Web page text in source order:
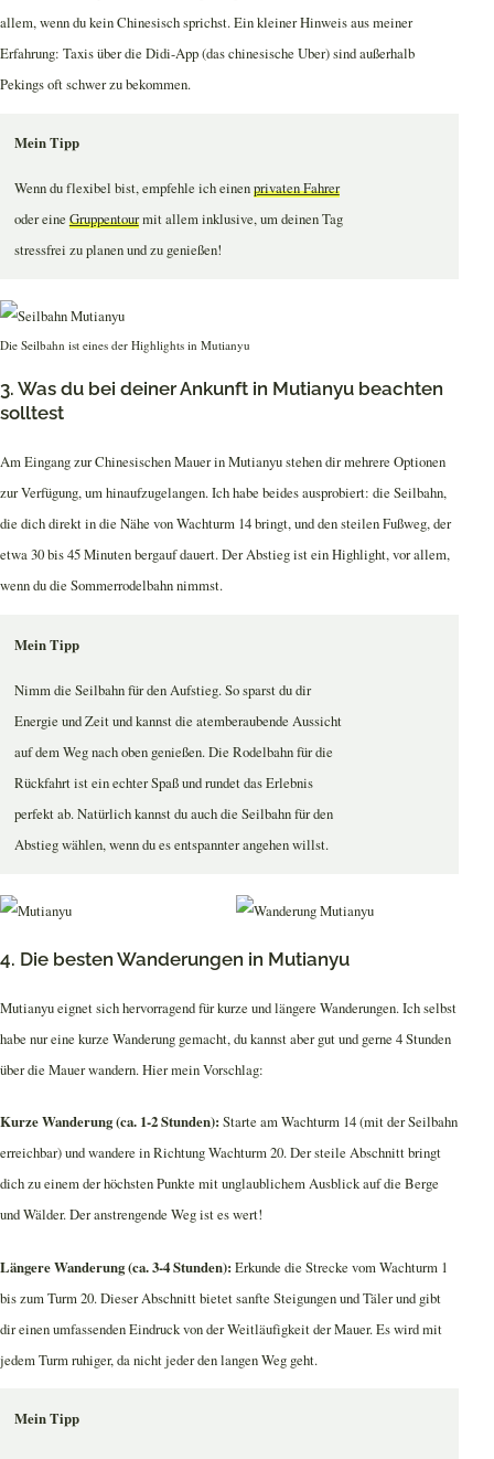
allem, wenn du kein Chinesisch sprichst. Ein kleiner Hinweis aus meiner
Erfahrung: Taxis über die Didi-App (das chinesische Uber) sind außerhalb
Pekings oft schwer zu bekommen.
Mein Tipp
Wenn du flexibel bist, empfehle ich einenprivaten Fahrer
oder eine Gruppentourmit allem inklusive, um deinen Tag
stressfrei zu planen und zu genießen!
Die Seilbahn ist eines der Highlights in Mutianyu
3. Was du bei deiner Ankunft in Mutianyu beachten
solltest
Am Eingang zur Chinesischen Mauer in Mutianyu stehen dir mehrere Optionen
zur Verfügung, um hinaufzugelangen. Ich habe beides ausprobiert: die Seilbahn,
die dich direkt in die Nähe von Wachturm 14 bringt, und den steilen Fußweg, der
etwa 30 bis 45 Minuten bergauf dauert. Der Abstieg ist ein Highlight, vor allem,
wenn du die Sommerrodelbahn nimmst.
Mein Tipp
Nimm die Seilbahn für den Aufstieg. So sparst du dir
Energie und Zeit und kannst die atemberaubende Aussicht
auf dem Weg nach oben genießen. Die Rodelbahn für die
Rückfahrt ist ein echter Spaß und rundet das Erlebnis
perfekt ab. Natürlich kannst du auch die Seilbahn für den
Abstieg wählen, wenn du es entspannter angehen willst.
4. Die besten Wanderungen in Mutianyu
Mutianyu eignet sich hervorragend für kurze und längere Wanderungen. Ich selbst
habe nur eine kurze Wanderung gemacht, du kannst aber gut und gerne 4 Stunden
über die Mauer wandern. Hier mein Vorschlag:
Kurze Wanderung (ca. 1-2 Stunden): Starte am Wachturm 14 (mit der Seilbahn
erreichbar) und wandere in Richtung Wachturm 20. Der steile Abschnitt bringt
dich zu einem der höchsten Punkte mit unglaublichem Ausblick auf die Berge
und Wälder. Der anstrengende Weg ist es wert!
Längere Wanderung (ca. 3-4 Stunden): Erkunde die Strecke vom Wachturm 1
bis zum Turm 20. Dieser Abschnitt bietet sanfte Steigungen und Täler und gibt
dir einen umfassenden Eindruck von der Weitläufigkeit der Mauer. Es wird mit
jedem Turm ruhiger, da nicht jeder den langen Weg geht.
Mein Tipp